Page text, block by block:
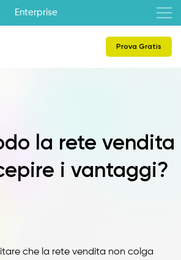
Enterprise
Prova Gratis
la rete vendita
i vantaggi?
che la rete vendita non colga